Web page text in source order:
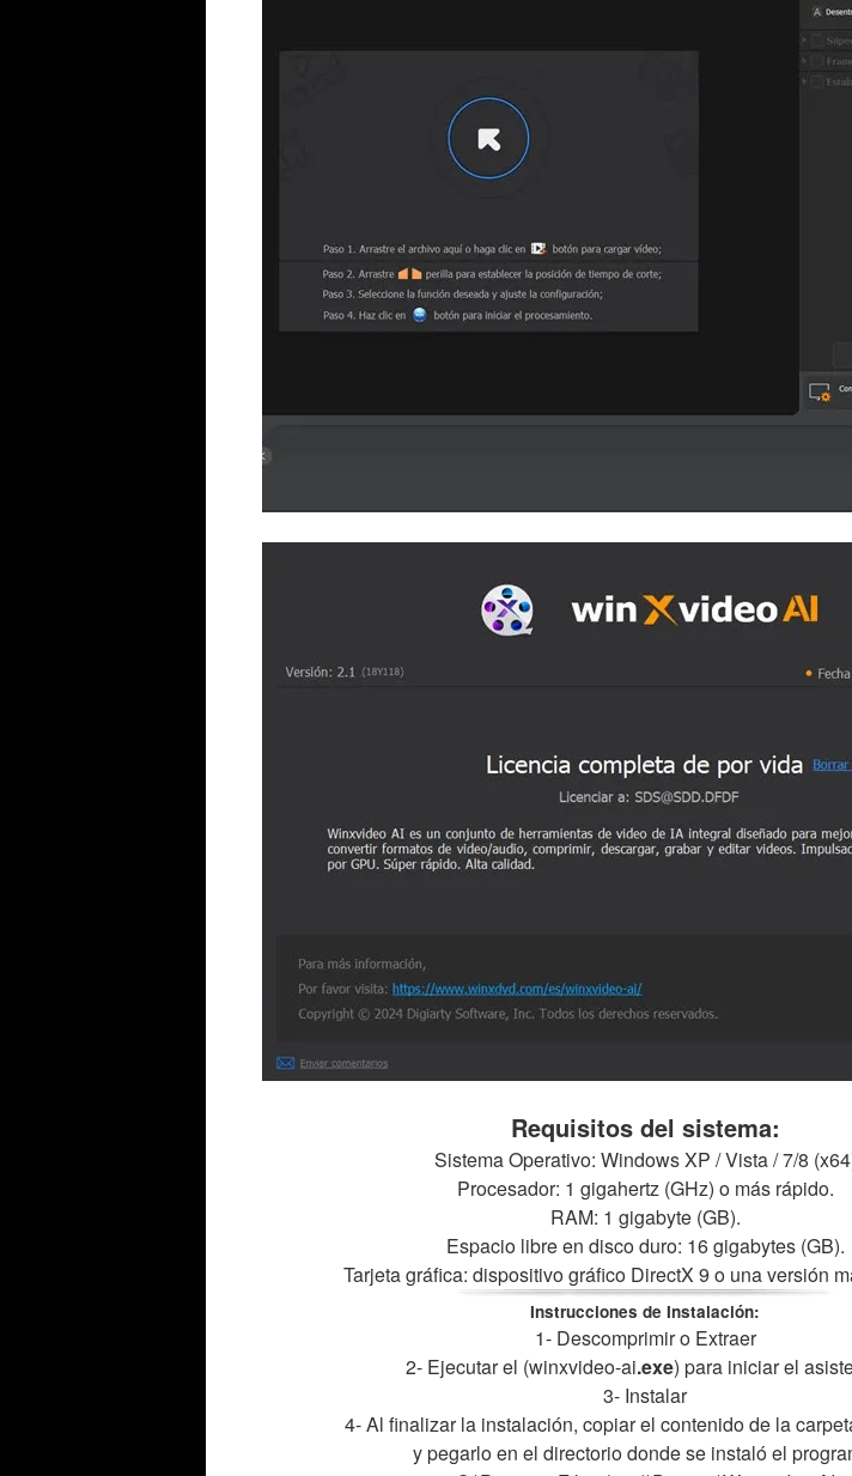
Requisitos del sistema:
Sistema Operativo: Windows XP / Vista / 7/8
Procesador: 1 gigahertz (GHz) o más rápido.
RAM: 1 gigabyte (GB).
Espacio libre en disco duro: 16 gigabytes (GB).
Tarjeta gráfica: dispositivo gráfico DirectX 9 o una versión
Instrucciones de Instalación:
1- Descomprimir o Extraer
2- Ejecutar el (winxvideo-ai.exe) para iniciar el
3- Instalar
4- Al finalizar la instalación, copiar el contenido de la
y pegarlo en el directorio donde se instaló el